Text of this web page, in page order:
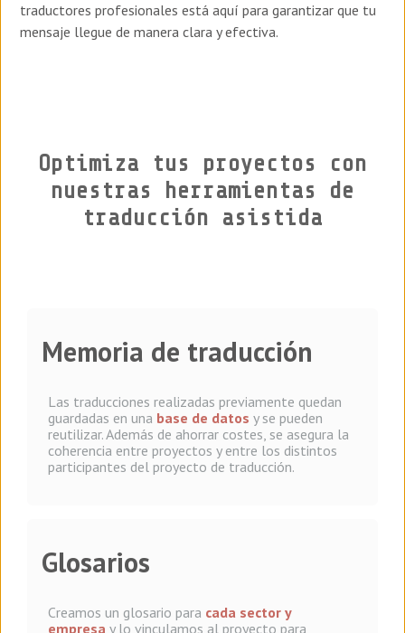
traductores profesionales está aquí para garantizar que tu
mensaje llegue de manera clara y efectiva.
Optimiza tus proyectos con
nuestras herramientas de
traducción asistida
Memoria de traducción
Las traducciones realizadas previamente quedan
guardadas en una base de datos y se pueden
reutilizar. Además de ahorrar costes, se asegura la
coherencia entre proyectos y entre los distintos
participantes del proyecto de traducción.
Glosarios
Creamos un glosario para cada sector y
empresa y lo vinculamos al proyecto para